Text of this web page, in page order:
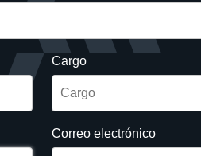
Cargo
Correo electrónico